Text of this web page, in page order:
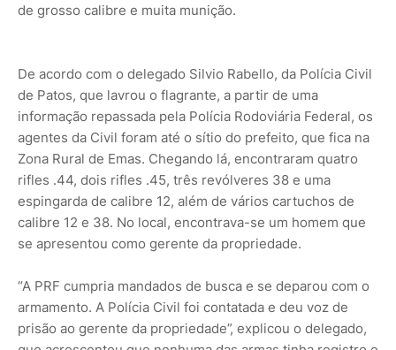
de grosso calibre e muita munição.
De acordo com o delegado Silvio Rabello, da Polícia Civil
de Patos, que lavrou o flagrante, a partir de uma
informação repassada pela Polícia Rodoviária Federal, os
agentes da Civil foram até o sítio do prefeito, que fica na
Zona Rural de Emas. Chegando lá, encontraram quatro
rifles .44, dois rifles .45, três revólveres 38 e uma
espingarda de calibre 12, além de vários cartuchos de
calibre 12 e 38. No local, encontrava-se um homem que
se apresentou como gerente da propriedade.
“A PRF cumpria mandados de busca e se deparou com o
armamento. A Polícia Civil foi contatada e deu voz de
prisão ao gerente da propriedade”, explicou o delegado,